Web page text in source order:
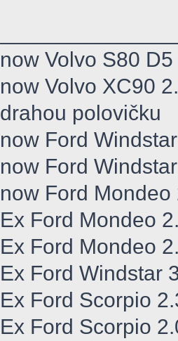
now Volvo S80
now Volvo XC90
drahou polovičku
now Ford
now Ford
now Ford
Ex Ford Mondeo
Ex Ford Mondeo
Ex Ford Windstar
Ex Ford Scorpio
Ex Ford Scorpio